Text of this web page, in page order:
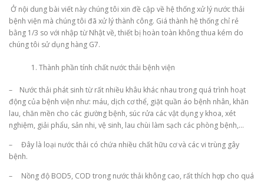
Ở nội dung bài viết này chúng tôi xin đề cập về hệ thống xử lý nước thải
bệnh viện mà chúng tôi đã xử lý thành công. Giá thành hệ thống chỉ rẻ
bằng 1/3 so với nhập từ Nhật về, thiết bị hoàn toàn không thua kém do
chúng tôi sử dụng hàng G7.
Thành phần tính chất nước thải bệnh viện
– Nước thải phát sinh từ rất nhiều khâu khác nhau trong quá trình hoạt
động của bệnh viện như: máu, dịch cơ thể, giặt quần áo bệnh nhân, khăn
lau, chăn mền cho các giường bệnh, súc rửa các vật dụng y khoa, xét
nghiệm, giải phẩu, sản nhi, vệ sinh, lau chùi làm sạch các phòng bệnh,…
– Đây là loại nước thải có chứa nhiều chất hữu cơ và các vi trùng gây
bệnh.
– Nồng độ BOD5, COD trong nước thải không cao, rất thích hợp cho quá